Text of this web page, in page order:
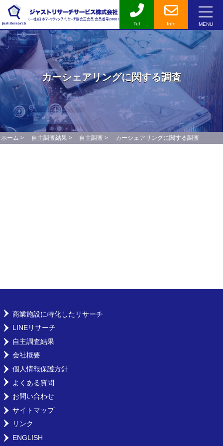
Tel Info MENU
カーシェアリングに関する調査
ホーム > 自主調査結果> 自主調査 > カーシェアリングに関する調査
商業施設に特化したリサーチ
LINEリサーチ
自主調査結果
会社概要
個人情報保護方針
よくある質問
お問い合わせ
サイトマップ
リンク
ENGLISH